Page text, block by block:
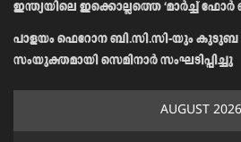
ഇന്ത്യയിലെ ഇക്കൊല്ലത്തെ ‘മാർച്ച്
പാളയം ഫെറോന ബി.സി.സി-യും
സംയുക്തമായി സെമിനാർ സംഘടിപ്പിച്ചു
AUGUST 2026